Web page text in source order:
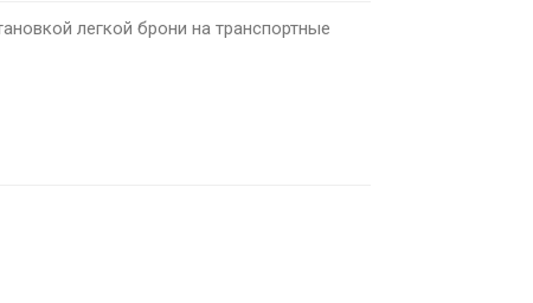
легкой брони на транспортные